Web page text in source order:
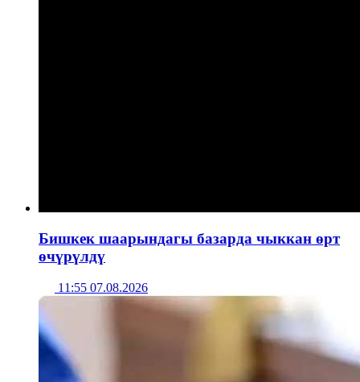
Бишкек шаарындагы базарда чыккан өрт
өчүрүлдү
11:55 07.08.2026